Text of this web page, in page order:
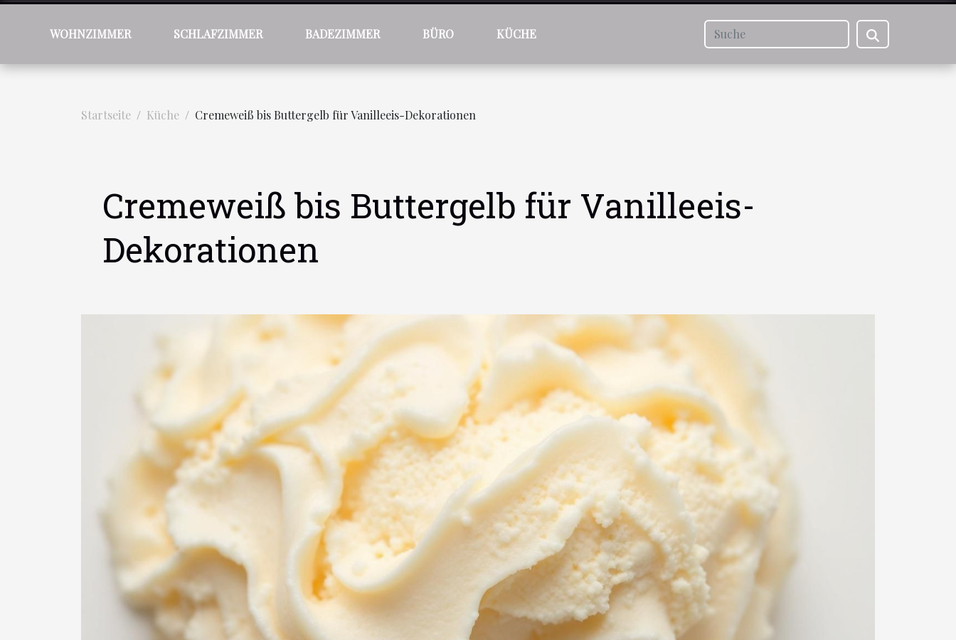
WOHNZIMMER SCHLAFZIMMER BADEZIMMER BÜRO KÜCHE
Startseite Küche Cremeweiß bis Buttergelb für Vanilleeis-Dekorationen
Cremeweiß bis Buttergelb für Vanilleeis-
Dekorationen